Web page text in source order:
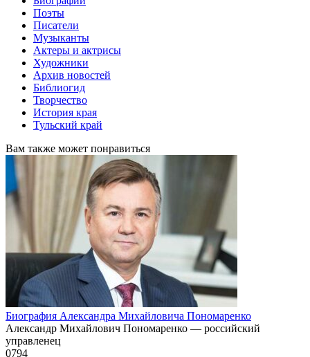
Поэты
Писатели
Музыканты
Актеры и актрисы
Художники
Архив новостей
Библиогид
Творчество
История края
Тульский край
Вам также может понравиться
Биография Александра Михайловича Пономаренко
Александр Михайлович Пономаренко — российский
управленец
0794